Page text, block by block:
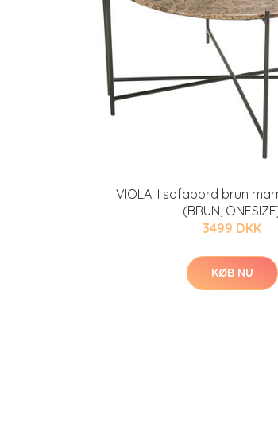
VIOLA II sofabord brun
(BRUN,
3499 DKK
KØB NU